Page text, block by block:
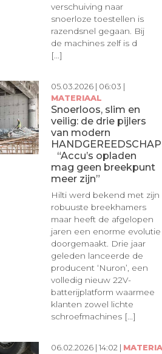
verschuiving naar
snoerloze toestellen is
razendsnel gegaan. Bij
de machines zelf is d
[...]
05.03.2026 | 06:03 |
MATERIAAL
Snoerloos, slim en
veilig: de drie pijlers
van modern
HANDGEREEDSCHAP
“Accu’s opladen
mag geen breekpunt
meer zijn”
Hilti werd bekend met zijn
robuuste breekhamers
maar heeft de afgelopen
jaren een enorme evolutie
doorgemaakt. Drie jaar
geleden lanceerde de
producent ‘Nuron’, een
volledig nieuw 22V-
batterijplatform waarmee
klanten zowel lichte
schroefmachines [...]
06.02.2026 | 14:02 |